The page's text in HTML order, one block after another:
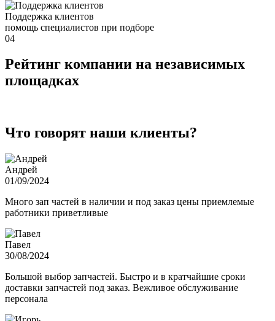
Поддержка клиентов
помощь специалистов при подборе
04
Рейтинг компании на независимых
площадках
Что говорят наши клиенты?
Андрей
01/09/2024
Много зап частей в наличии и под заказ цены приемлемые
работники приветливые
Павел
30/08/2024
Большой выбор запчастей. Быстро и в кратчайшие сроки
доставки запчастей под заказ. Вежливое обслуживание
персонала